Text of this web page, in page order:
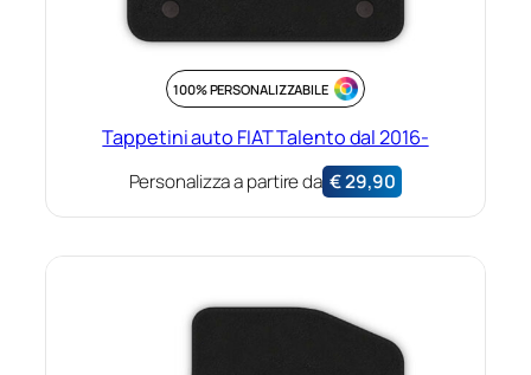
100% PERSONALIZZABILE
Tappetini auto FIAT Talento dal 2016-
Personalizza a partire da €29,90